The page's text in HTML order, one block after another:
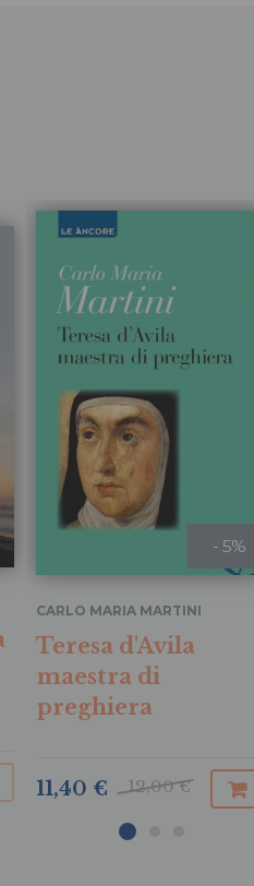
- 5%
CARLO MARIA MARTINI
Teresa d'Avila
maestra di
preghiera
12,00 €
11,40 €